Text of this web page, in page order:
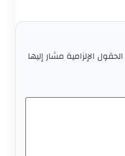
الحقول الإلزامية مشار إليها